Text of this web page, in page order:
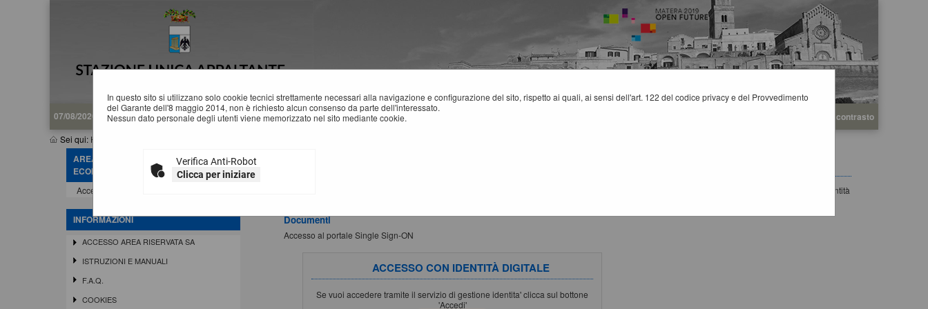
07/08/2026 05:44 Alto contrasto
Sei qui: Home
In questo sito si utilizzano solo cookie tecnici strettamente necessari alla navigazione e configurazione del sito, rispetto ai quali, ai sensi dell'art. 122 del codice privacy e del Provvedimento
del Garante dell'8 maggio 2014, non è richiesto alcun consenso da parte dell'interessato.
Nessun dato personale degli utenti viene memorizzato nel sito mediante cookie.
Verifica Anti-Robot
Clicca per iniziare
AREA RISERVATA OPERATORE
ECONOMICO
Accedi - Registrati
INFORMAZIONI
ACCESSO AREA RISERVATA SA
ISTRUZIONI E MANUALI
F.A.Q.
COOKIES
l'accesso alla piattaforma sarà possibile esclusivamente tramite SSO (Single-Sign ON), utilizzando un'identità
Documenti
Accesso al portale Single Sign-ON
ACCESSO CON IDENTITÀ DIGITALE
Se vuoi accedere tramite il servizio di gestione identita' clicca sul bottone
'Accedi'